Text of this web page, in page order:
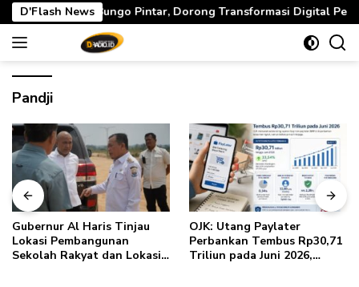
Langsung
ke
konten
D'Flash News
Pintar, Dorong Transformasi Digital Pendidikan di Jambi
Pandji
Gubernur Al Haris Tinjau
Lokasi Pembangunan
Sekolah Rakyat dan Lokasi
OJK: Utang Paylater
Perbankan Tembus Rp30,71
Triliun pada Juni 2026,